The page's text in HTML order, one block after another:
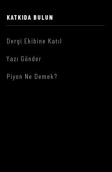
KATKIDA BULUN
Dergi Ekibine Katıl
Yazı Gönder
Piyon Ne Demek?